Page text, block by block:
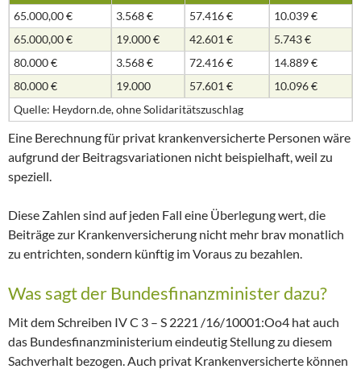
65.000,00 € 3.568 € 57.416 €
10.039 €
65.000,00 €
19.000 € 42.601 €
5.743 €
80.000 €
3.568 € 72.416 €
14.889 €
80.000 €
19.000 57.601 €
10.096 €
Quelle: Heydorn.de, ohne Solidaritätszuschlag
Eine Berechnung für privat krankenversicherte Personen wäre
aufgrund der Beitragsvariationen nicht beispielhaft, weil zu
speziell.
Diese Zahlen sind auf jeden Fall eine Überlegung wert, die
Beiträge zur Krankenversicherung nicht mehr brav monatlich
zu entrichten, sondern künftig im Voraus zu bezahlen.
Was sagt der Bundesfinanzminister dazu?
Mit dem Schreiben IV C 3 – S 2221 /16/10001:Oo4 hat auch
das Bundesfinanzministerium eindeutig Stellung zu diesem
Sachverhalt bezogen. Auch privat Krankenversicherte können